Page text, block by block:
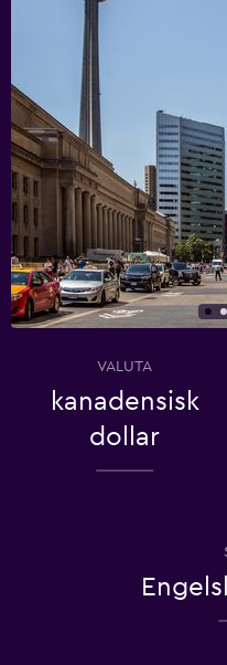
VALUTA
kanadensisk
dollar